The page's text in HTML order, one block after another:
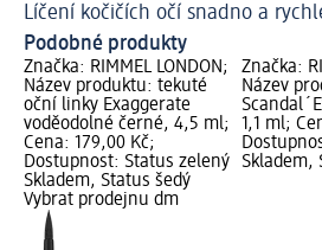
Líčení kočičích očí snadno a
Podobné produkty
Značka: RIMMEL LONDON;
Název produktu: tekuté
oční linky Exaggerate
voděodolné černé, 4,5 ml;
Cena: 179,00 Kč;
Dostupnost: Status zelený
Skladem, Status šedý
Vybrat prodejnu dm
Značka:
Název
1,1 ml;
Skladem,